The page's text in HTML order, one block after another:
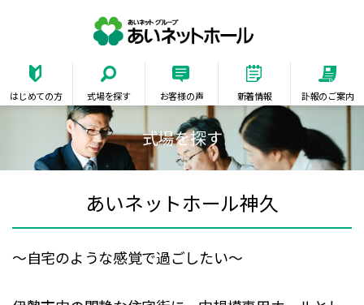
はじめての方 式場を探す お客様の声 新着情報 訃報のご案内
式場を探す
あいネットホール神久
～自宅のような感覚で過ごしたい～